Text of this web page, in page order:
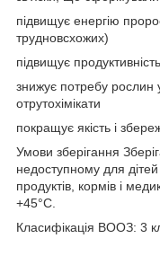
підвищує енергію
трудновсхожих)
підвищує продуктивність
знижує потребу рослин
отрутохімікати
покращує якість і
Умови зберігання
недоступному для
продуктів, кормів і
+45°С.
Класифікація ВООЗ: 3